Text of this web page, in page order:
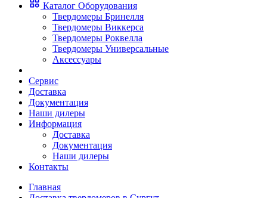
Каталог Оборудования
Твердомеры Бринелля
Твердомеры Виккерса
Твердомеры Роквелла
Твердомеры Универсальные
Аксессуары
Сервис
Доставка
Документация
Наши дилеры
Информация
Доставка
Документация
Наши дилеры
Контакты
Главная